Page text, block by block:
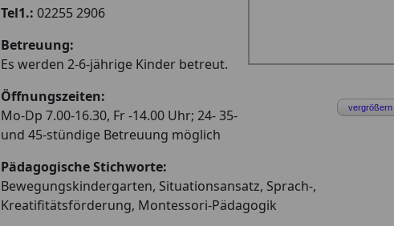
vergrößern
Tel1.: 02255 2906
Betreuung:
Es werden 2-6-jährige Kinder betreut.
Öffnungszeiten:
Mo-Dp 7.00-16.30, Fr -14.00 Uhr; 24- 35-
und 45-stündige Betreuung möglich
Pädagogische Stichworte:
Bewegungskindergarten, Situationsansatz, Sprach-,
Kreatifitätsförderung, Montessori-Pädagogik